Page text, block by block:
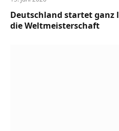
Deutschland startet ganz
die Weltmeisterschaft